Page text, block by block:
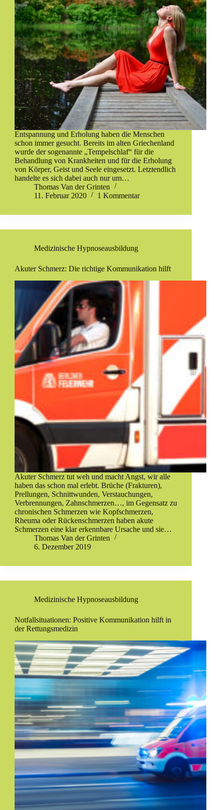
Entspannung und Erholung haben die Menschen
schon immer gesucht. Bereits im alten Griechenland
wurde der sogenannte „Tempelschlaf“ für die
Behandlung von Krankheiten und für die Erholung
von Körper, Geist und Seele eingesetzt. Letztendlich
handelte es sich dabei auch nur um…
Thomas Van der Grinten
11. Februar 2020
1 Kommentar
Medizinische Hypnoseausbildung
Akuter Schmerz: Die richtige Kommunikation hilft
Akuter Schmerz tut weh und macht Angst, wir alle
haben das schon mal erlebt. Brüche (Frakturen),
Prellungen, Schnittwunden, Verstauchungen,
Verbrennungen, Zahnschmerzen…, im Gegensatz zu
chronischen Schmerzen wie Kopfschmerzen,
Rheuma oder Rückenschmerzen haben akute
Schmerzen eine klar erkennbare Ursache und sie…
Thomas Van der Grinten
6. Dezember 2019
Medizinische Hypnoseausbildung
Notfallsituationen: Positive Kommunikation hilft in
der Rettungsmedizin